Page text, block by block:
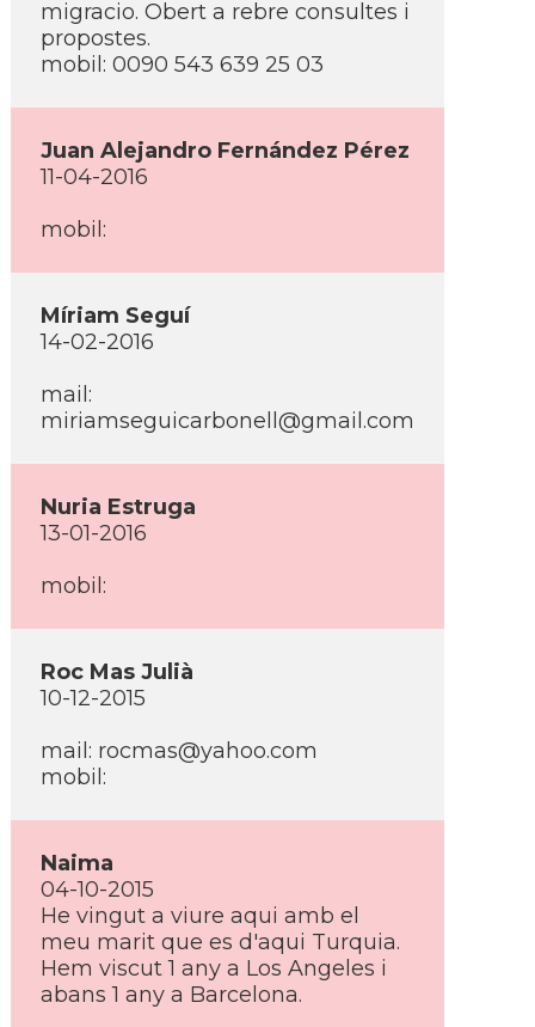
migracio. Obert a rebre consultes i
propostes.
mobil: 0090 543 639 25 03
Juan Alejandro Fernández Pérez
11-04-2016
mobil:
Mí­riam Seguí­
14-02-2016
mail:
miriamseguicarbonell@gmail.com
Nuria Estruga
13-01-2016
mobil:
Roc Mas Julià
10-12-2015
mail: rocmas@yahoo.com
mobil:
Naima
04-10-2015
He vingut a viure aqui amb el
meu marit que es d'aqui Turquia.
Hem viscut 1 any a Los Angeles i
abans 1 any a Barcelona.